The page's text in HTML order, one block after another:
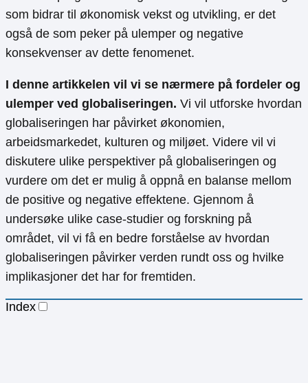
som bidrar til økonomisk vekst og utvikling, er det
også de som peker på ulemper og negative
konsekvenser av dette fenomenet.
I denne artikkelen vil vi se nærmere på fordeler og
ulemper ved globaliseringen. Vi vil utforske hvordan
globaliseringen har påvirket økonomien,
arbeidsmarkedet, kulturen og miljøet. Videre vil vi
diskutere ulike perspektiver på globaliseringen og
vurdere om det er mulig å oppnå en balanse mellom
de positive og negative effektene. Gjennom å
undersøke ulike case-studier og forskning på
området, vil vi få en bedre forståelse av hvordan
globaliseringen påvirker verden rundt oss og hvilke
implikasjoner det har for fremtiden.
Index